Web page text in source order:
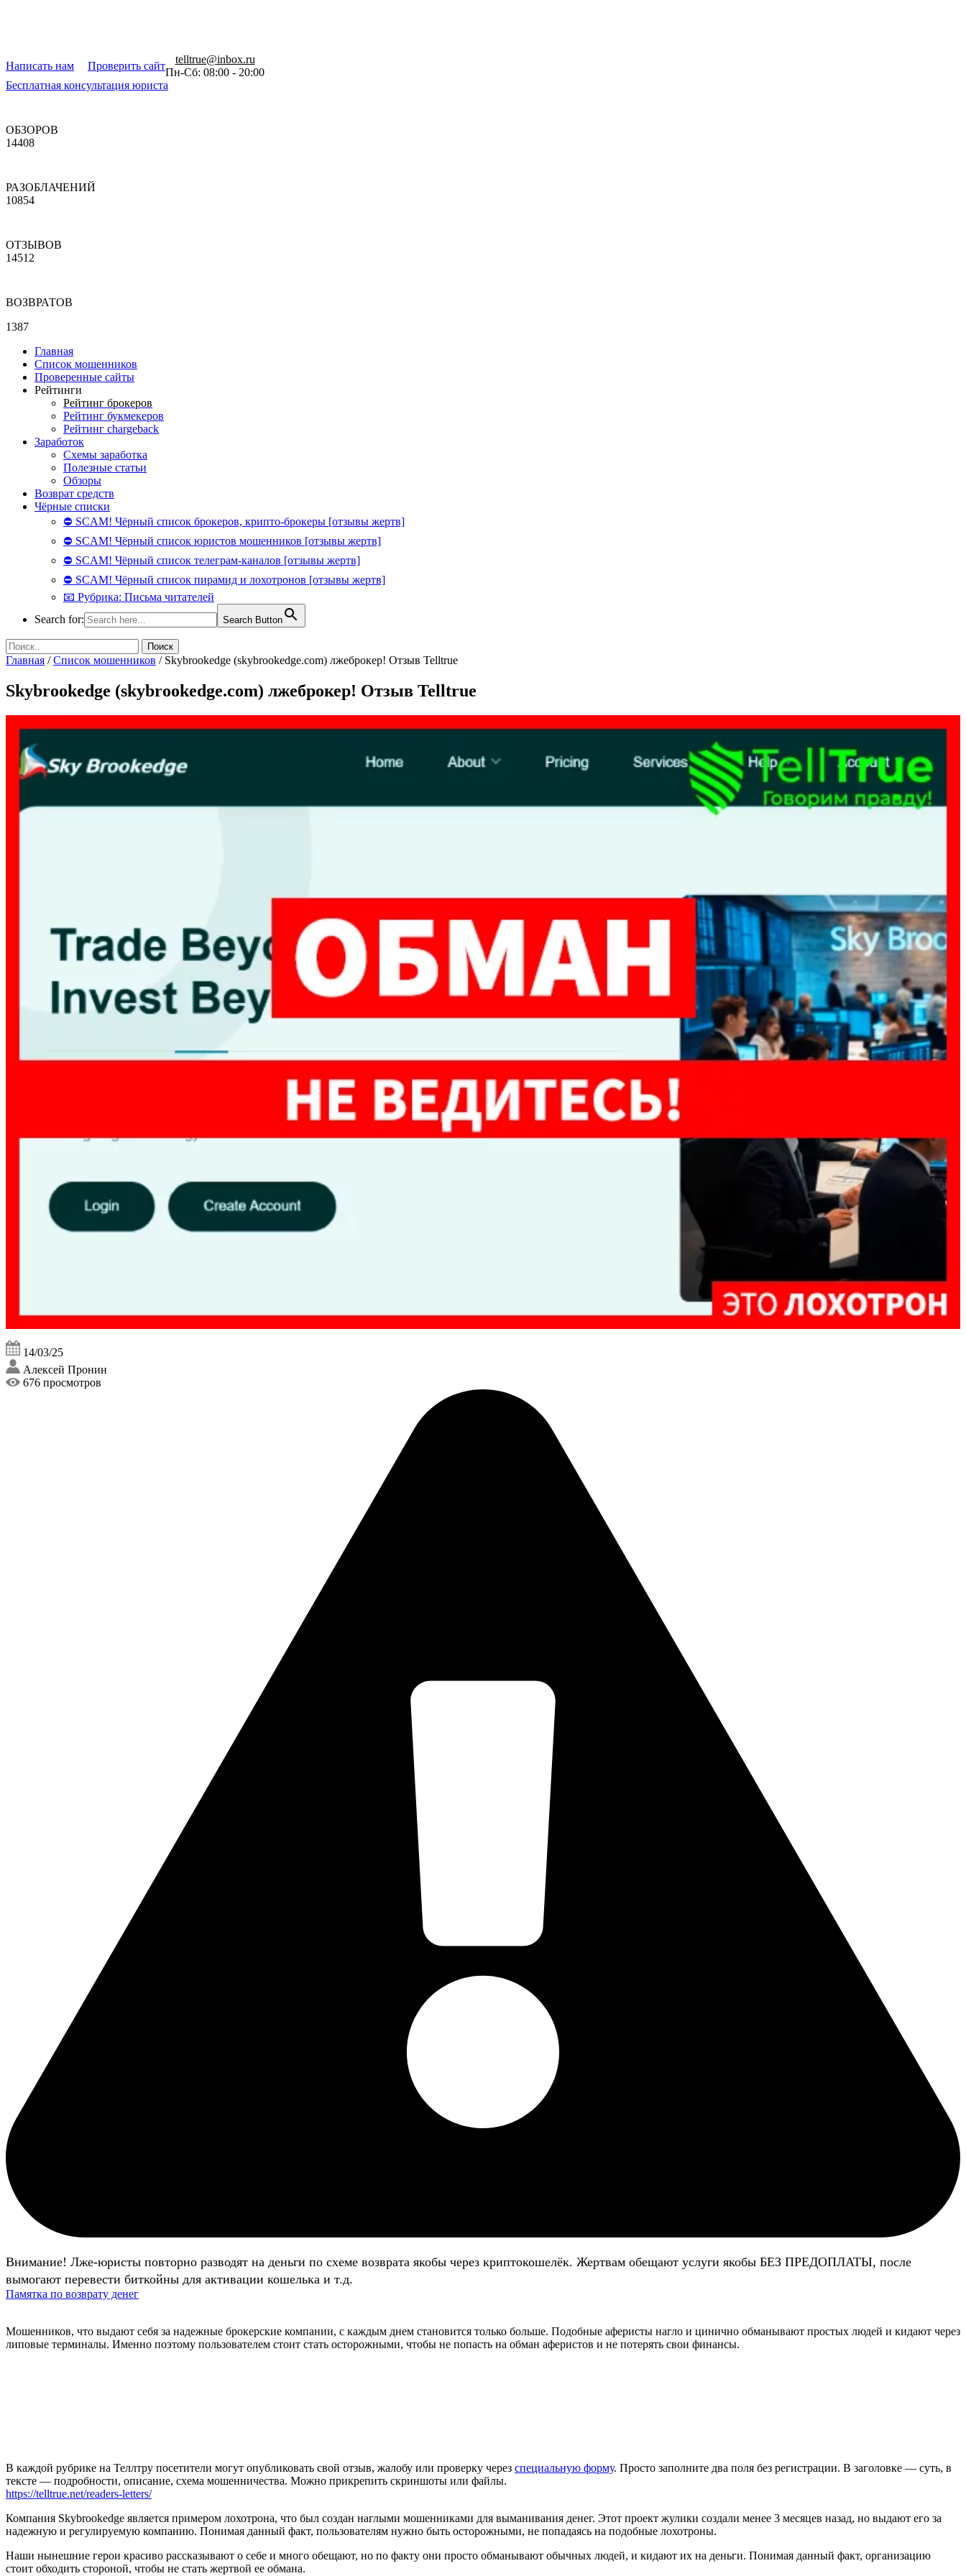
Написать нам Проверить сайт
telltrue@inbox.ru
Пн-Сб: 08:00 - 20:00
Бесплатная консультация юриста
ОБЗОРОВ
14408
РАЗОБЛАЧЕНИЙ
10854
ОТЗЫВОВ
14512
ВОЗВРАТОВ
1387
Главная
Список мошенников
Проверенные сайты
Рейтинги
Рейтинг брокеров
Рейтинг букмекеров
Рейтинг chargeback
Заработок
Схемы заработка
Полезные статьи
Обзоры
Возврат средств
Чёрные списки
⛔ SCAM! Чёрный список брокеров, крипто-брокеры [отзывы жертв]
⛔ SCAM! Чёрный список юристов мошенников [отзывы жертв]
⛔ SCAM! Чёрный список телеграм-каналов [отзывы жертв]
⛔ SCAM! Чёрный список пирамид и лохотронов [отзывы жертв]
📧 Рубрика: Письма читателей
Search for:
Search Button
Главная /Список мошенников / Skybrookedge (skybrookedge.com) лжеброкер! Отзыв Telltrue
Skybrookedge (skybrookedge.com) лжеброкер! Отзыв Telltrue
14/03/25
Алексей Пронин
676 просмотров
Внимание! Лже-юристы повторно разводят на деньги по схеме возврата якобы через криптокошелёк. Жертвам обещают услуги якобы БЕЗ ПРЕДОПЛАТЫ, после
вымогают перевести биткойны для активации кошелька и т.д.
Памятка по возврату денег
Мошенников, что выдают себя за надежные брокерские компании, с каждым днем становится только больше. Подобные аферисты нагло и цинично обманывают простых людей и кидают через
липовые терминалы. Именно поэтому пользователем стоит стать осторожными, чтобы не попасть на обман аферистов и не потерять свои финансы.
В каждой рубрике на Теллтру посетители могут опубликовать свой отзыв, жалобу или проверку через специальную форму. Просто заполните два поля без регистрации. В заголовке — суть, в
тексте — подробности, описание, схема мошенничества. Можно прикрепить скриншоты или файлы.
https://telltrue.net/readers-letters/
Компания Skybrookedge является примером лохотрона, что был создан наглыми мошенниками для выманивания денег. Этот проект жулики создали менее 3 месяцев назад, но выдают его за
надежную и регулируемую компанию. Понимая данный факт, пользователям нужно быть осторожными, не попадаясь на подобные лохотроны.
Наши нынешние герои красиво рассказывают о себе и много обещают, но по факту они просто обманывают обычных людей, и кидают их на деньги. Понимая данный факт, организацию
стоит обходить стороной, чтобы не стать жертвой ее обмана.